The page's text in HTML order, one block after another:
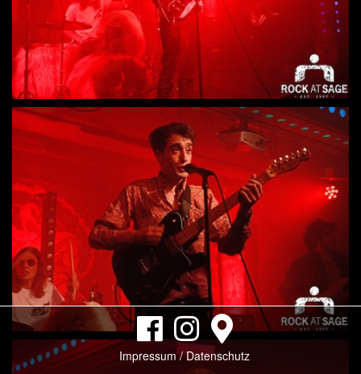
Impressum / Datenschutz